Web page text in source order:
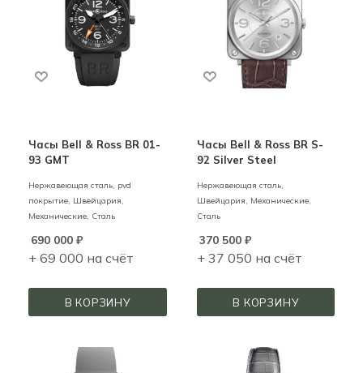
Часы Bell & Ross BR 01-
93 GMT
Нержавеющая сталь, pvd
покрытие, Швейцария,
Механические, Сталь
690 000 ₽
+ 69 000 на счёт
В КОРЗИНУ
Часы Bell & Ross BR S-
92 Silver Steel
Нержавеющая сталь,
Швейцария, Механические,
Сталь
370 500₽
+ 37 050 на счёт
В КОРЗИНУ